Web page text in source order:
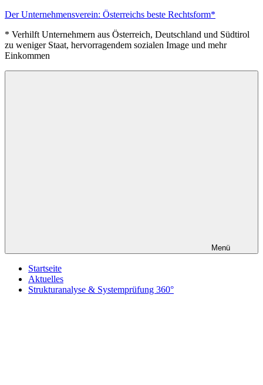
Zum
springen
Der Unternehmensverein: Österreichs beste Rechtsform*
* Verhilft Unternehmern aus Österreich, Deutschland und Südtirol
zu weniger Staat, hervorragendem sozialen Image und mehr
Einkommen
Menü
Startseite
Aktuelles
Strukturanalyse & Systemprüfung 360°